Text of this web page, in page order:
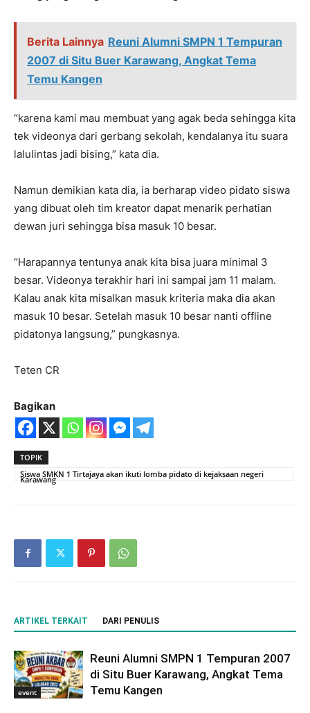
Berita Lainnya Reuni Alumni SMPN 1 Tempuran
2007 di Situ Buer Karawang, Angkat Tema
Temu Kangen
“karena kami mau membuat yang agak beda sehingga kita
tek videonya dari gerbang sekolah, kendalanya itu suara
lalulintas jadi bising,” kata dia.
Namun demikian kata dia, ia berharap video pidato siswa
yang dibuat oleh tim kreator dapat menarik perhatian
dewan juri sehingga bisa masuk 10 besar.
“Harapannya tentunya anak kita bisa juara minimal 3
besar. Videonya terakhir hari ini sampai jam 11 malam.
Kalau anak kita misalkan masuk kriteria maka dia akan
masuk 10 besar. Setelah masuk 10 besar nanti offline
pidatonya langsung,” pungkasnya.
Teten CR
Bagikan
TOPIK
Siswa SMKN 1 Tirtajaya akan ikuti lomba pidato di kejaksaan negeri
Karawang
ARTIKEL TERKAIT DARI PENULIS
event
Reuni Alumni SMPN 1 Tempuran 2007
di Situ Buer Karawang, Angkat Tema
Temu Kangen